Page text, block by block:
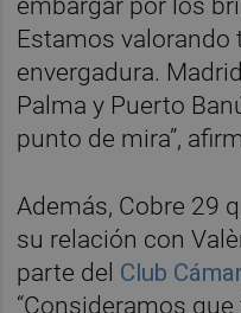
embargar por los
Estamos valorando
envergadura.
Palma y Puerto
punto de mira”,
Además, Cobre 29
su relación con
parte del Club
“Consideramos